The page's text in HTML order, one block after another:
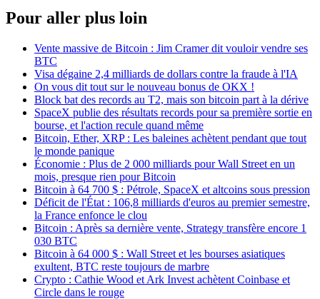
Pour aller plus loin
Vente massive de Bitcoin : Jim Cramer dit vouloir vendre ses
BTC
Visa dégaine 2,4 milliards de dollars contre la fraude à l'IA
On vous dit tout sur le nouveau bonus de OKX !
Block bat des records au T2, mais son bitcoin part à la dérive
SpaceX publie des résultats records pour sa première sortie en
bourse, et l'action recule quand même
Bitcoin, Ether, XRP : Les baleines achètent pendant que tout
le monde panique
Économie : Plus de 2 000 milliards pour Wall Street en un
mois, presque rien pour Bitcoin
Bitcoin à 64 700 $ : Pétrole, SpaceX et altcoins sous pression
Déficit de l'État : 106,8 milliards d'euros au premier semestre,
la France enfonce le clou
Bitcoin : Après sa dernière vente, Strategy transfère encore 1
030 BTC
Bitcoin à 64 000 $ : Wall Street et les bourses asiatiques
exultent, BTC reste toujours de marbre
Crypto : Cathie Wood et Ark Invest achètent Coinbase et
Circle dans le rouge